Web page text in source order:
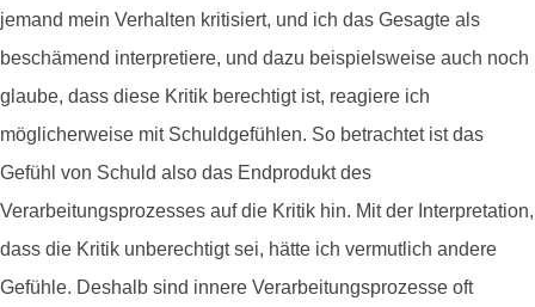
jemand mein Verhalten kritisiert, und ich das Gesagte als
beschämend interpretiere, und dazu beispielsweise auch noch
glaube, dass diese Kritik berechtigt ist, reagiere ich
möglicherweise mit Schuldgefühlen. So betrachtet ist das
Gefühl von Schuld also das Endprodukt des
Verarbeitungsprozesses auf die Kritik hin. Mit der Interpretation,
dass die Kritik unberechtigt sei, hätte ich vermutlich andere
Gefühle. Deshalb sind innere Verarbeitungsprozesse oft